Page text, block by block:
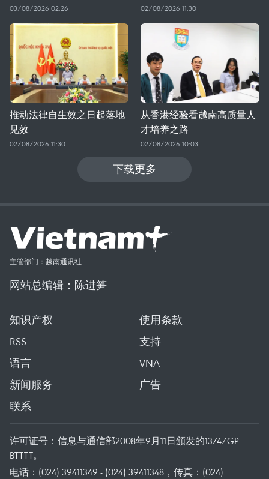
03/08/2026 02:26 02/08/2026 11:30
推动法律自生效之日起落地
见效
02/08/2026 11:30
从香港经验看越南高质量人
才培养之路
02/08/2026 10:03
下载更多
主管部门：越南通讯社
网站总编辑：陈进笋
知识产权
使用条款
RSS
支持
语言
VNA
新闻服务
广告
联系
许可证号：信息与通信部2008年9月11日颁发的1374/GP-
BTTTT。
电话：(024) 39411349 - (024) 39411348，传真：(024)